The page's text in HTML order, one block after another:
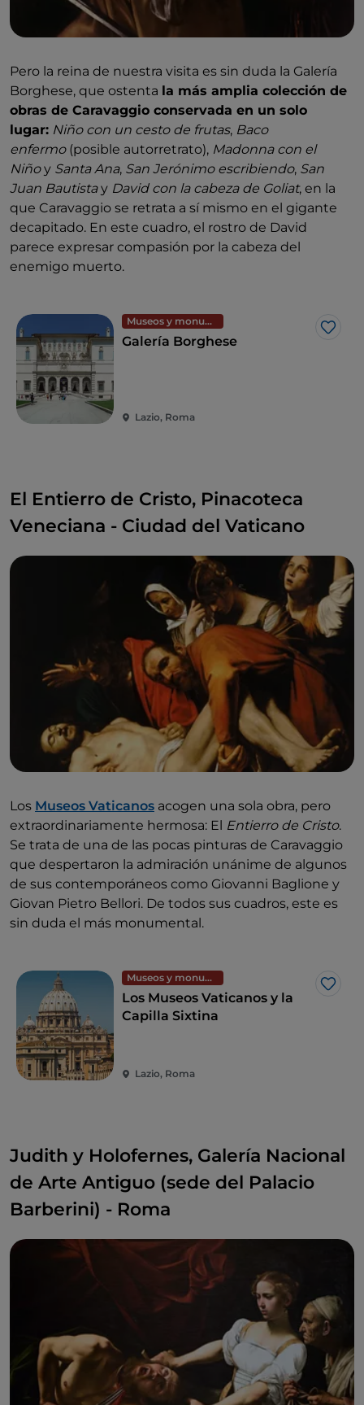
Pero la reina de nuestra visita es sin duda la Galería
Borghese, que ostenta la más amplia colección de
obras de Caravaggio conservada en un solo
lugar: Niño con un cesto de frutas, Baco
enfermo(posible autorretrato), Madonna con el
Niñoy Santa Ana, San Jerónimo escribiendo, San
Juan Bautistay David con la cabeza de Goliat, en la
que Caravaggio se retrata a sí mismo en el gigante
decapitado. En este cuadro, el rostro de David
parece expresar compasión por la cabeza del
enemigo muerto.
Museos y monumentos
Me
Galería Borghese
Lazio, Roma
El Entierro de Cristo, Pinacoteca
Veneciana - Ciudad del Vaticano
Los Museos Vaticanos acogen una sola obra, pero
extraordinariamente hermosa: El Entierro de Cristo.
Se trata de una de las pocas pinturas de Caravaggio
que despertaron la admiración unánime de algunos
de sus contemporáneos como Giovanni Baglione y
Giovan Pietro Bellori. De todos sus cuadros, este es
sin duda el más monumental.
Museos y monumentos
Me
Los Museos Vaticanos y la
Capilla Sixtina
Lazio, Roma
Judith y Holofernes, Galería Nacional
de Arte Antiguo (sede del Palacio
Barberini) - Roma